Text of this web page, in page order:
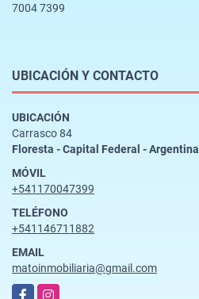
7004 7399
UBICACIÓN Y CONTACTO
UBICACIÓN
Carrasco 84
Floresta - Capital Federal - Argentina
MÓVIL
+541170047399
TELÉFONO
+541146711882
EMAIL
matoinmobiliaria@gmail.com
FacebookInstagram